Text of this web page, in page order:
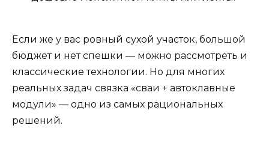
Если же у вас ровный сухой участок, большой
бюджет и нет спешки — можно рассмотреть и
классические технологии. Но для многих
реальных задач связка «сваи + автоклавные
модули» — одно из самых рациональных
решений.